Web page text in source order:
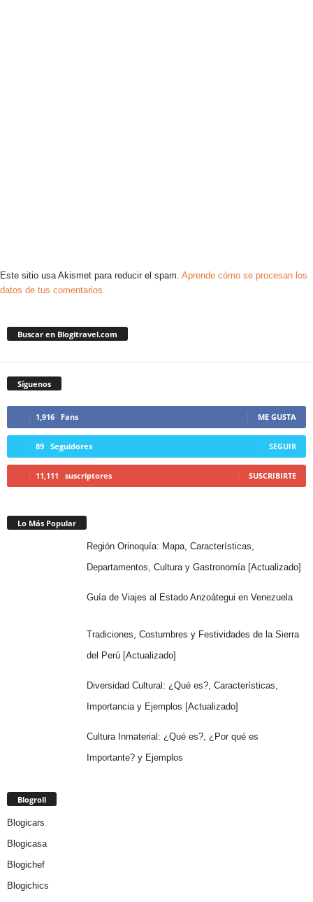
Este sitio usa Akismet para reducir el spam. Aprende cómo se procesan los
datos de tus comentarios.
Buscar en Blogitravel.com
Síguenos
1,916 Fans ME GUSTA
89 Seguidores SEGUIR
11,111 suscriptores SUSCRIBIRTE
Lo Más Popular
Región Orinoquía: Mapa, Características,
Departamentos, Cultura y Gastronomía [Actualizado]
Guía de Viajes al Estado Anzoátegui en Venezuela
Tradiciones, Costumbres y Festividades de la Sierra
del Perú [Actualizado]
Diversidad Cultural: ¿Qué es?, Características,
Importancia y Ejemplos [Actualizado]
Cultura Inmaterial: ¿Qué es?, ¿Por qué es
Importante? y Ejemplos
Blogroll
Blogicars
Blogicasa
Blogichef
Blogichics